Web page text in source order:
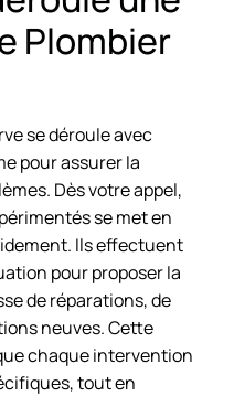
Plombier
se déroule avec
pour assurer la
Dès votre appel,
se met en
Ils effectuent
pour proposer la
de réparations, de
neuves. Cette
chaque intervention
tout en